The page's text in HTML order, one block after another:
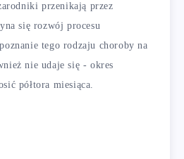
przenikają przez
się rozwój procesu
tego rodzaju choroby na
nie udaje się - okres
półtora miesiąca.